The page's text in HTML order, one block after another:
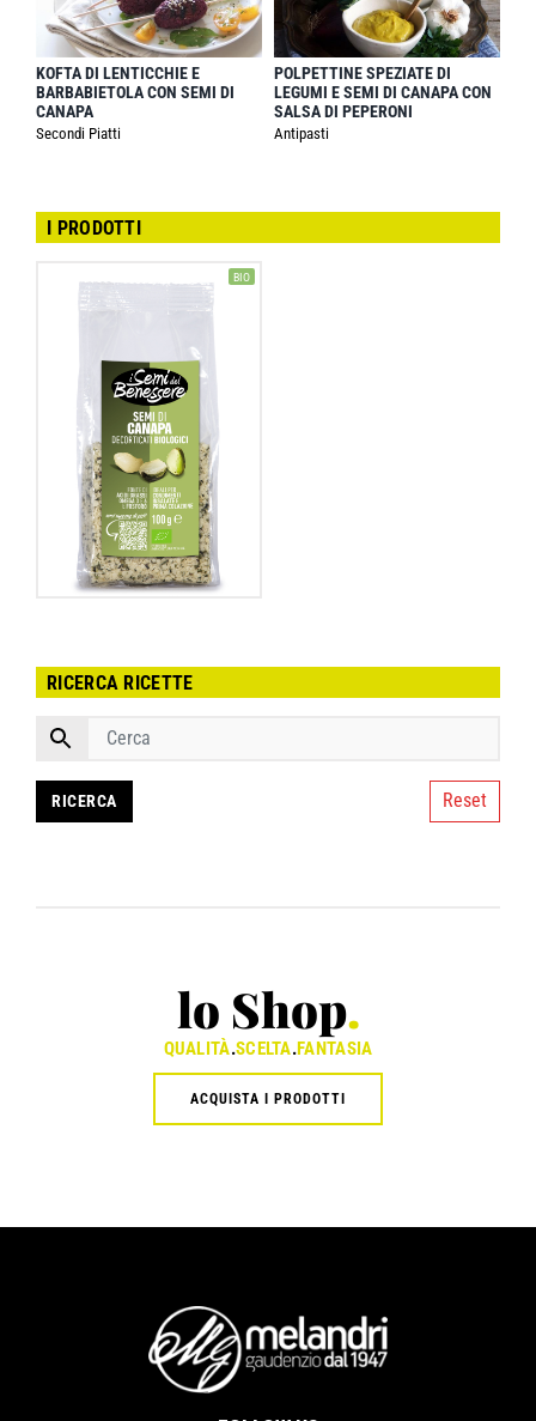
KOFTA DI LENTICCHIE E
BARBABIETOLA CON SEMI DI
CANAPA
Secondi Piatti
POLPETTINE SPEZIATE DI
LEGUMI E SEMI DI CANAPA CON
SALSA DI PEPERONI
Antipasti
I PRODOTTI
BIO
RICERCA RICETTE
Reset
lo Shop.
QUALITÀ.SCELTA.FANTASIA
ACQUISTA I PRODOTTI